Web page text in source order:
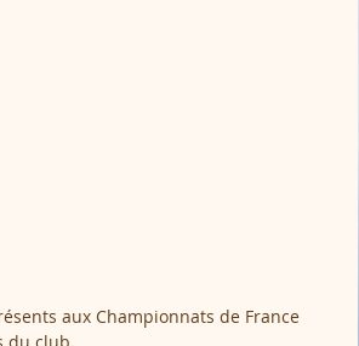
aux Championnats de France